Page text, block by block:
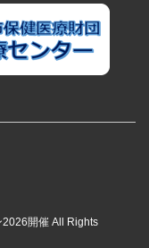
開催 All Rights